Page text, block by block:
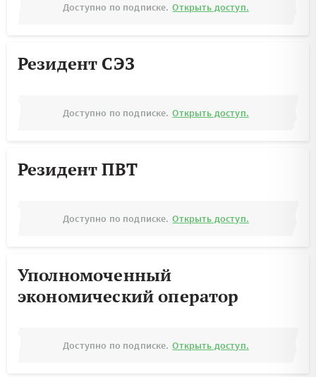
Доступно по подписке. Открыть доступ.
Резидент СЭЗ
Доступно по подписке. Открыть доступ.
Резидент ПВТ
Доступно по подписке. Открыть доступ.
Уполномоченный
экономический оператор
Доступно по подписке. Открыть доступ.